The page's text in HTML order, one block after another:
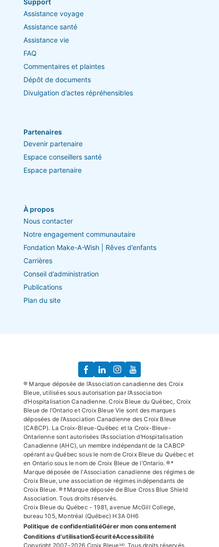
Support
Assistance voyage
Assistance santé
Assistance vie
FAQ
Commentaires et plaintes
Dépôt de documents
Divulgation d’actes répréhensibles
Partenaires
Devenir partenaire
Espace conseillers santé
Espace partenaire
À propos
Nous contacter
Notre engagement communautaire
Fondation Make-A-Wish | Rêves d’enfants
Carrières
Conseil d’administration
Publications
Plan du site
® Marque déposée de l’Association canadienne des Croix
Bleue, utilisées sous autorisation par l’Association
d’Hospitalisation Canadienne. Croix Bleue du Québec, Croix
Bleue de l’Ontario et Croix Bleue Vie sont des marques
déposées de l’Association Canadienne des Croix Bleue
(CABCP). La Croix-Bleue-Québec et la Croix-Bleue-
Ontarienne sont autorisées l’Association d’Hospitalisation
Canadienne (AHC), un membre indépendant de la CABCP
opérant au Québec sous le nom de Croix Bleue du Québec et
en Ontario sous le nom de Croix Bleue de l’Ontario. ®*
Marque déposée de l'Association canadienne des régimes de
Croix Bleue, une association de régimes indépendants de
Croix Bleue. ®†Marque déposée de Blue Cross Blue Shield
Association. Tous droits réservés.
Croix Bleue du Québec - 1981, avenue McGill College,
bureau 105, Montréal (Québec) H3A 0H6
Politique de confidentialitéGérer mon consentement
Conditions d'utilisationSécuritéAccessibilité
Copyright 2007-2026 Croix Bleueᴹᴰ. Tous droits réservés.